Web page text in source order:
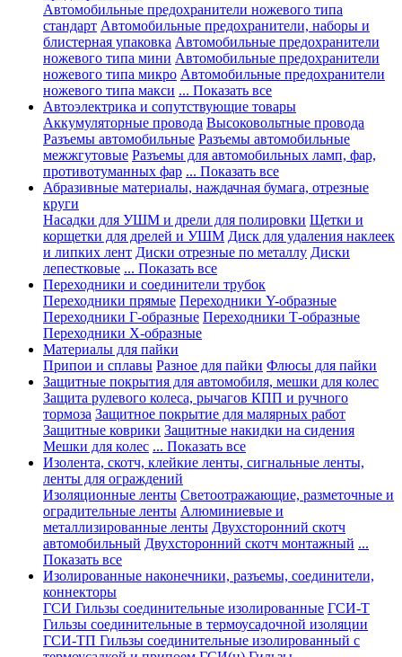
Автомобильные предохранители ножевого типа
стандарт Автомобильные предохранители, наборы и
блистерная упаковка Автомобильные предохранители
ножевого типа мини Автомобильные предохранители
ножевого типа микро Автомобильные предохранители
ножевого типа макси ... Показать все
Автоэлектрика и сопутствующие товары
Аккумуляторные провода Высоковольтные провода
Разъемы автомобильные Разъемы автомобильные
межжгутовые Разъемы для автомобильных ламп, фар,
противотуманных фар ... Показать все
Абразивные материалы, наждачная бумага, отрезные
круги
Насадки для УШМ и дрели для полировки Щетки и
корщетки для дрелей и УШМ Диск для удаления наклеек
и липких лент Диски отрезные по металлу Диски
лепестковые ... Показать все
Переходники и соединители трубок
Переходники прямые Переходники Y-образные
Переходники Г-образные Переходники Т-образные
Переходники Х-образные
Материалы для пайки
Припои и сплавы Разное для пайки Флюсы для пайки
Защитные покрытия для автомобиля, мешки для колес
Защита рулевого колеса, рычагов КПП и ручного
тормоза Защитное покрытие для малярных работ
Защитные коврики Защитные накидки на сидения
Мешки для колес ... Показать все
Изолента, скотч, клейкие ленты, сигнальные ленты,
ленты для ограждений
Изоляционные ленты Светоотражающие, разметочные и
оградительные ленты Алюминиевые и
металлизированные ленты Двухсторонний скотч
автомобильный Двухсторонний скотч монтажный ...
Показать все
Изолированные наконечники, разъемы, соединители,
коннекторы
ГСИ Гильзы соединительные изолированные ГСИ-Т
Гильзы соединительные в термоусадочной изоляции
ГСИ-ТП Гильзы соединительные изолированный с